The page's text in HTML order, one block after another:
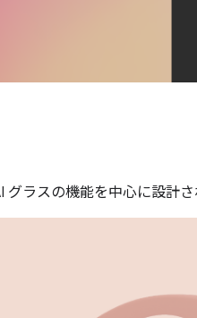
ラスの機能を中心に設計さ